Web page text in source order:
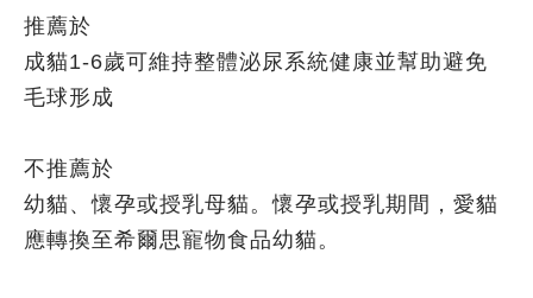
推薦於
成貓1-6歲可維持整體泌尿系統健康並幫助避免
毛球形成
不推薦於
幼貓、懷孕或授乳母貓。懷孕或授乳期間，愛貓
應轉換至希爾思寵物食品幼貓。